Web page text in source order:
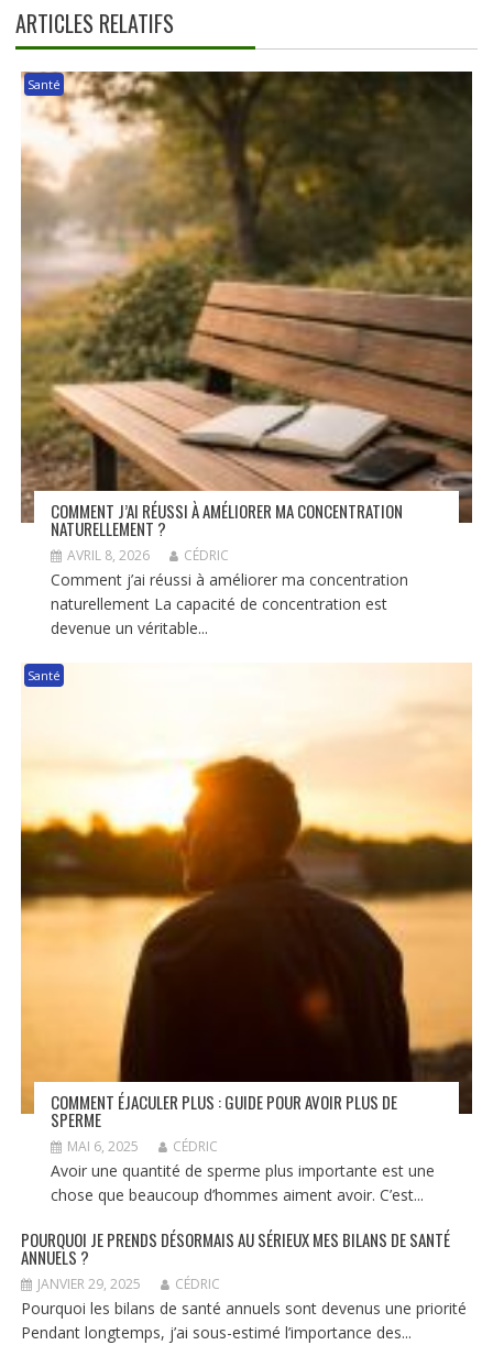
ARTICLES RELATIFS
Santé
COMMENT J’AI RÉUSSI À AMÉLIORER MA CONCENTRATION
NATURELLEMENT ?
AVRIL 8, 2026 CÉDRIC
Comment j’ai réussi à améliorer ma concentration
naturellement La capacité de concentration est
devenue un véritable...
Santé
COMMENT ÉJACULER PLUS : GUIDE POUR AVOIR PLUS DE
SPERME
MAI 6, 2025 CÉDRIC
Avoir une quantité de sperme plus importante est une
chose que beaucoup d’hommes aiment avoir. C’est...
POURQUOI JE PRENDS DÉSORMAIS AU SÉRIEUX MES BILANS DE SANTÉ
ANNUELS ?
JANVIER 29, 2025 CÉDRIC
Pourquoi les bilans de santé annuels sont devenus une priorité
Pendant longtemps, j’ai sous-estimé l’importance des...